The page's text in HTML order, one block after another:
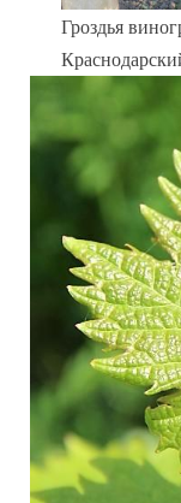
Гроздья